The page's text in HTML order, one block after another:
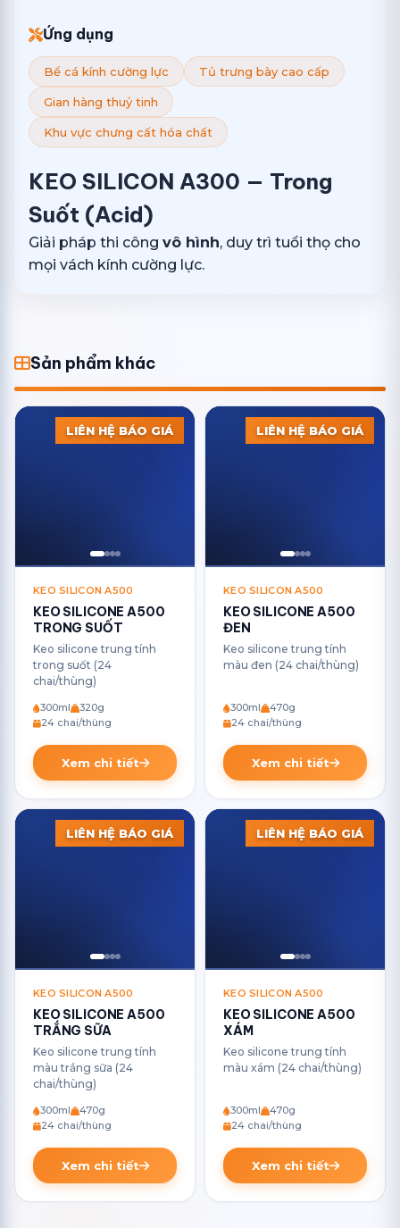
Ứng dụng
Bể cá kính cường lực Tủ trưng bày cao cấp
Gian hàng thuỷ tinh
Khu vực chưng cất hóa chất
KEO SILICON A300 — Trong
Suốt (Acid)
Giải pháp thi công vô hình, duy trì tuổi thọ cho
mọi vách kính cường lực.
Sản phẩm khác
LIÊN HỆ BÁO GIÁ
KEO SILICON A500
KEO SILICONE A500
TRONG SUỐT
Keo silicone trung tính
trong suốt (24
chai/thùng)
300ml
320g
24 chai/thùng
Xem chi tiết
LIÊN HỆ BÁO GIÁ
KEO SILICON A500
KEO SILICONE A500
ĐEN
Keo silicone trung tính
màu đen (24 chai/thùng)
300ml
470g
24 chai/thùng
Xem chi tiết
LIÊN HỆ BÁO GIÁ
KEO SILICON A500
KEO SILICONE A500
TRẮNG SỮA
Keo silicone trung tính
màu trắng sữa (24
chai/thùng)
300ml
470g
24 chai/thùng
Xem chi tiết
LIÊN HỆ BÁO GIÁ
KEO SILICON A500
KEO SILICONE A500
XÁM
Keo silicone trung tính
màu xám (24 chai/thùng)
300ml
470g
24 chai/thùng
Xem chi tiết